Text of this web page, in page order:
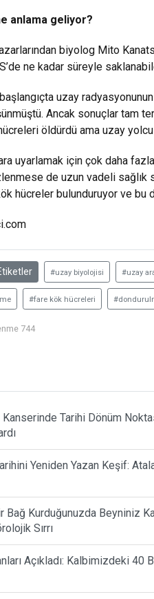
anlama geliyor?
biyolog Mito
ne kadar süreyle
başlangıçta uzay
Ancak sonuçlar tam
öldürdü ama uzay
uyarlamak için çok daha
de uzun vadeli sağlık
hücreler bulunduruyor ve bu
#uzay biyolojisi #uzay
#fare kök hücreleri
744
Kanserinde Tarihi Dönüm
Yeniden Yazan Keşif:
Bağ Kurduğunuzda Beyniniz
Sırrı
Açıkladı: Kalbimizdeki 40